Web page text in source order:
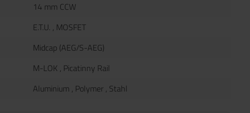
14 mm CCW
E.T.U. , MOSFET
Midcap (AEG/S-AEG)
M-LOK , Picatinny Rail
Aluminium , Polymer , Stahl